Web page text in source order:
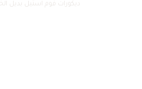
ديكورات فوم استيل بديل